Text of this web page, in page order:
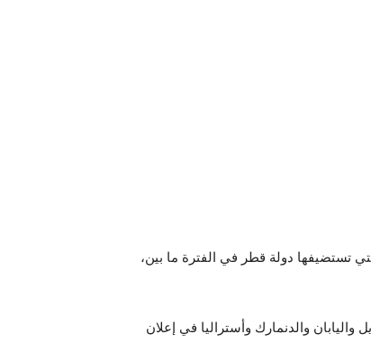
التي تستضيفها دولة قطر في الفترة ما بين،
كأس العالم 2022 على غرار البرازيل واليابان والدنمارك وأستراليا في إعلان